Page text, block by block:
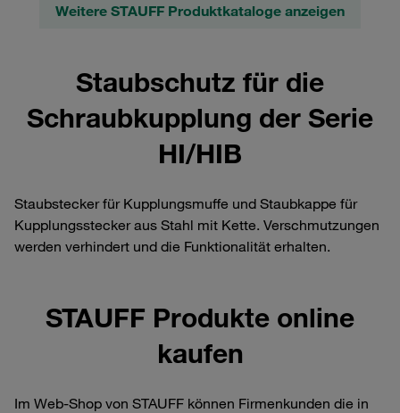
Weitere STAUFF Produktkataloge anzeigen
Staubschutz für die
Schraubkupplung der Serie
HI/HIB
Staubstecker für Kupplungsmuffe und Staubkappe für
Kupplungsstecker aus Stahl mit Kette. Verschmutzungen
werden verhindert und die Funktionalität erhalten.
STAUFF Produkte online
kaufen
Im Web-Shop von STAUFF können Firmenkunden die in